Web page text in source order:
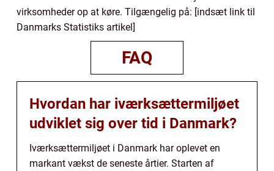
virksomheder op at køre. Tilgængelig på: [indsæt link til
Danmarks Statistiks artikel]
FAQ
Hvordan har iværksættermiljøet
udviklet sig over tid i Danmark?
Iværksættermiljøet i Danmark har oplevet en
markant vækst de seneste årtier. Starten af